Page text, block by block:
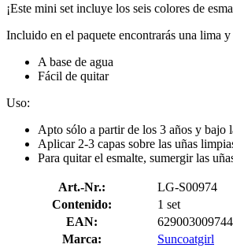
¡Este mini set incluye los seis colores de
Incluido en el paquete encontrarás una lima
A base de agua
Fácil de quitar
Uso:
Apto sólo a partir de los 3 años y bajo
Aplicar 2-3 capas sobre las uñas
Para quitar el esmalte, sumergir las
Art.-Nr.:
LG-S00974
Contenido:
1 set
EAN:
629003009744
Marca:
Suncoatgirl